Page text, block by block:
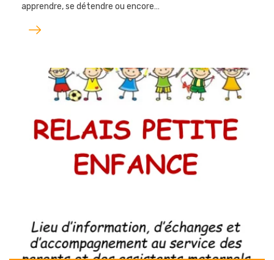
apprendre, se détendre ou encore…
Lire
l'article